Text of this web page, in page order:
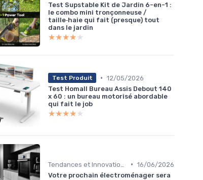
Test Supstable Kit de Jardin 6-en-1 :
le combo mini tronçonneuse /
taille‑haie qui fait (presque) tout
dans le jardin
★★★★★
★★★★★
Test Produit • 12/05/2026
Test Homall Bureau Assis Debout 140
x 60 : un bureau motorisé abordable
qui fait le job
★★★★★
★★★★★
• 16/06/2026
Votre prochain électroménager sera